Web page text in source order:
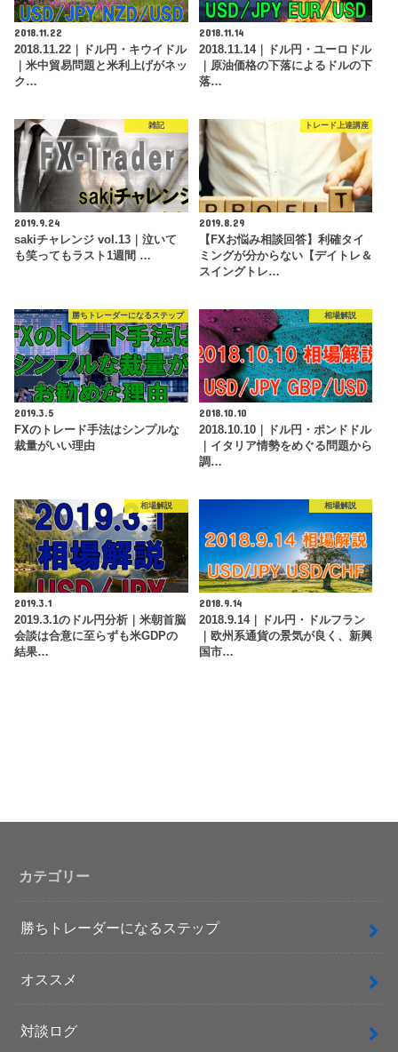
2018.11.22
2018.11.22｜ドル円・キウイドル
｜米中貿易問題と米利上げがネッ
ク…
2018.11.14
2018.11.14｜ドル円・ユーロドル
｜原油価格の下落によるドルの下
落…
雑記
2019.9.24
sakiチャレンジ vol.13｜泣いて
も笑ってもラスト1週間 …
トレード上達講座
2019.8.29
【FXお悩み相談回答】利確タイ
ミングが分からない【デイトレ＆
スイングトレ…
勝ちトレーダーになるステップ
2019.3.5
FXのトレード手法はシンプルな
裁量がいい理由
相場解説
2018.10.10
2018.10.10｜ドル円・ポンドドル
｜イタリア情勢をめぐる問題から
調…
相場解説
2019.3.1
2019.3.1のドル円分析｜米朝首脳
会談は合意に至らずも米GDPの
結果…
相場解説
2018.9.14
2018.9.14｜ドル円・ドルフラン
｜欧州系通貨の景気が良く、新興
国市…
カテゴリー
勝ちトレーダーになるステップ
オススメ
対談ログ